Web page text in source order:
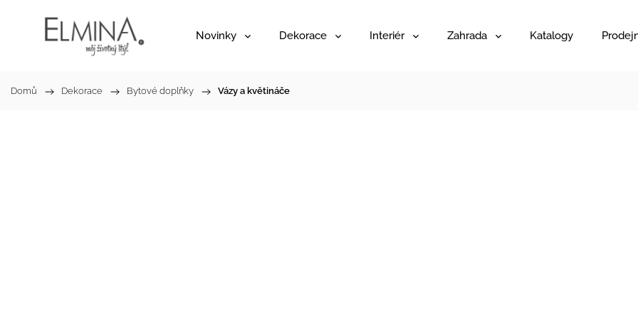
Novinky Dekorace Interiér Zahrada Katalogy
Domů / Dekorace / Bytové doplňky / Vázy a květináče